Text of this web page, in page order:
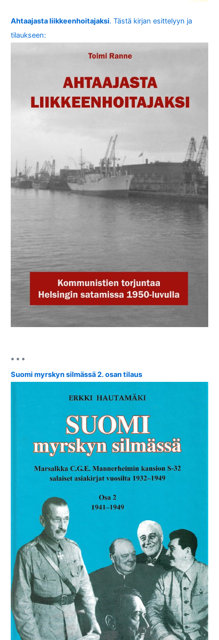
Ahtaajasta liikkeenhoitajaksi. Tästä kirjan esittelyyn ja
tilaukseen:
* * *
Suomi myrskyn silmässä 2. osan tilaus